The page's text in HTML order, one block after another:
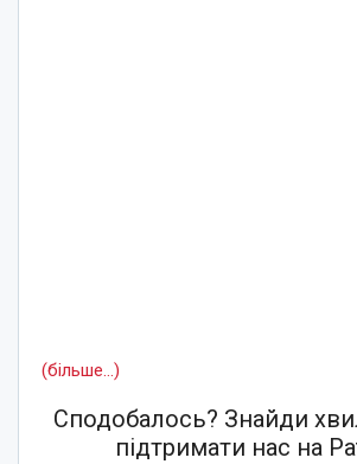
(більше…)
Сподобалось? Знайди
підтримати нас на